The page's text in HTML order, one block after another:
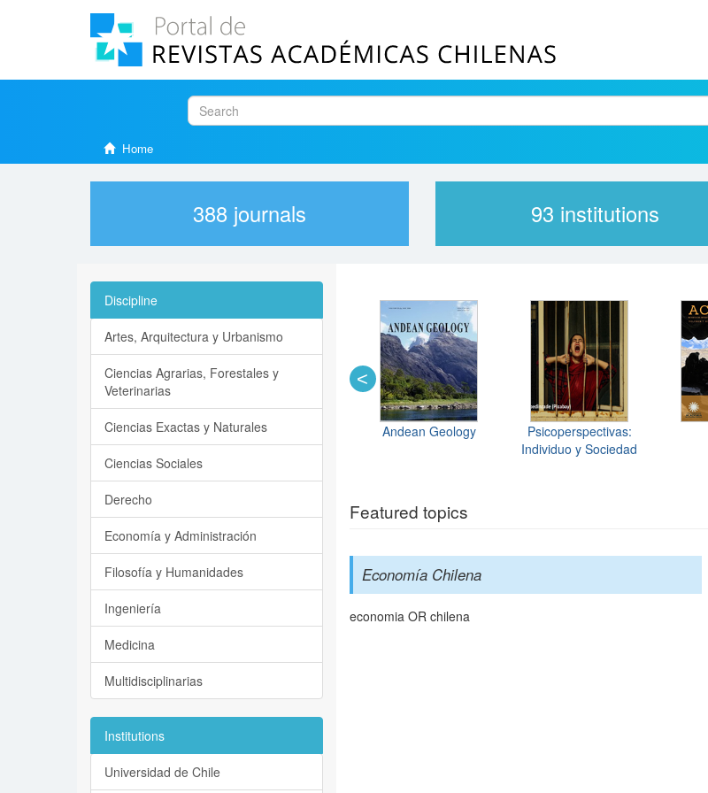
Home
388 journals 93 institutions
Andean Geology
Psicoperspectivas:
Individuo y Sociedad
<
Featured topics
Economía Chilena
economia OR chilena
Discipline
Artes, Arquitectura y Urbanismo
Ciencias Agrarias, Forestales y
Veterinarias
Ciencias Exactas y Naturales
Ciencias Sociales
Derecho
Economía y Administración
Filosofía y Humanidades
Ingeniería
Medicina
Multidisciplinarias
Institutions
Universidad de Chile